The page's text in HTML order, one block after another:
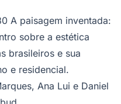
A paisagem inventada:
sobre a estética
brasileiros e sua
e residencial.
Ana Lui e Daniel